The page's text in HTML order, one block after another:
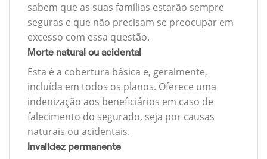
sabem que as suas famílias estarão sempre
seguras e que não precisam se preocupar em
excesso com essa questão.
Morte natural ou acidental
Esta é a cobertura básica e, geralmente,
incluída em todos os planos. Oferece uma
indenização aos beneficiários em caso de
falecimento do segurado, seja por causas
naturais ou acidentais.
Invalidez permanente